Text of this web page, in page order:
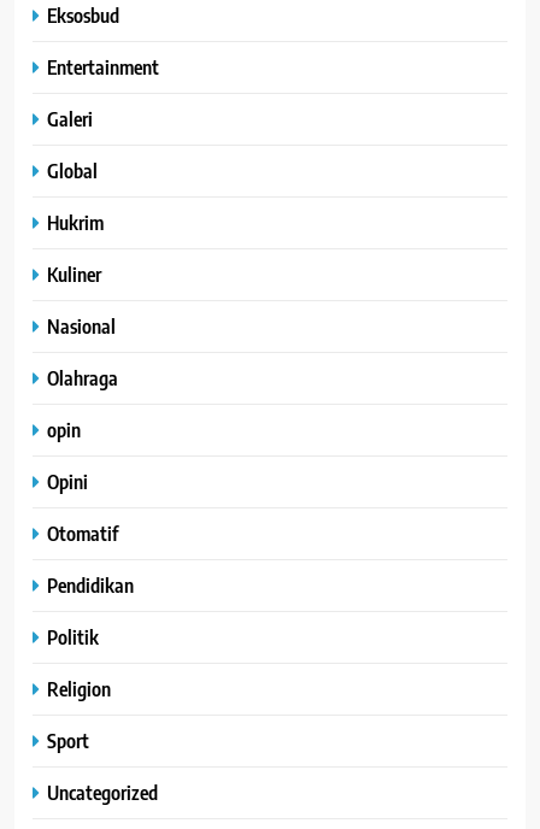
Eksosbud
Entertainment
Galeri
Global
Hukrim
Kuliner
Nasional
Olahraga
opin
Opini
Otomatif
Pendidikan
Politik
Religion
Sport
Uncategorized